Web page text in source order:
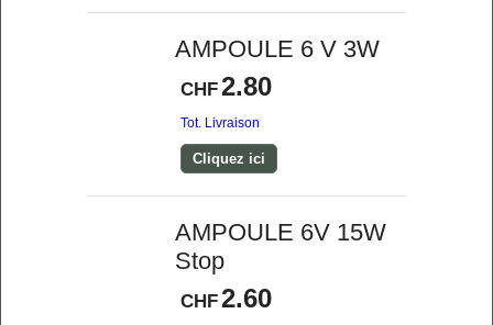
AMPOULE 6 V 3W
CHF2.80
Tot. Livraison
Cliquez ici
AMPOULE 6V 15W
Stop
CHF2.60